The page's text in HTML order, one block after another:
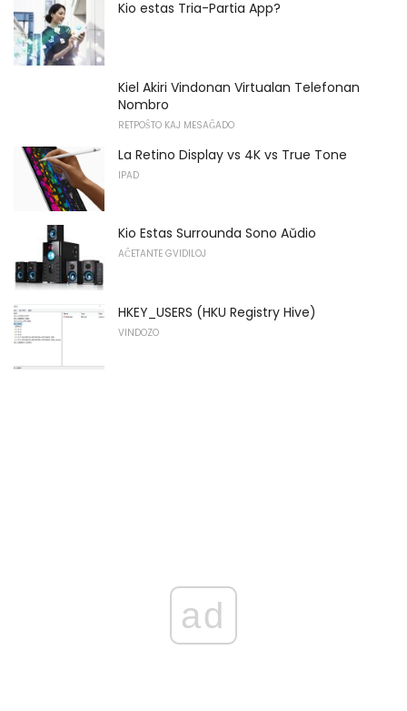
Kio estas Tria-Partia App?
Kiel Akiri Vindonan Virtualan Telefonan
Nombro
RETPOŜTO KAJ MESAĜADO
La Retino Display vs 4K vs True Tone
IPAD
Kio Estas Surrounda Sono Aŭdio
AĈETANTE GVIDILOJ
HKEY_USERS (HKU Registry Hive)
VINDOZO
ad